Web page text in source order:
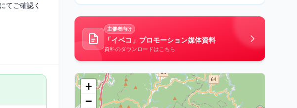
てご確認く
主催者向け
「イベコ」プロモーション媒体資料
資料のダウンロードはこちら
+
−